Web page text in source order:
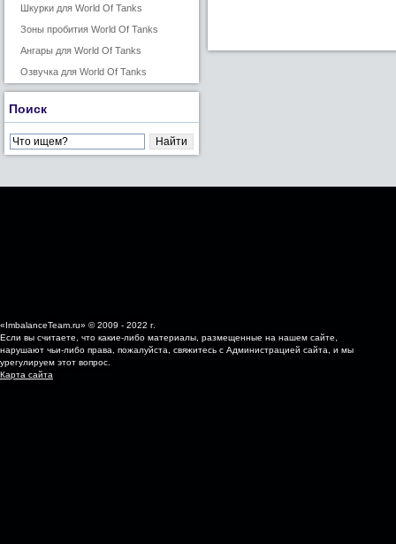
Шкурки для World Of Tanks
Зоны пробития World Of Tanks
Ангары для World Of Tanks
Озвучка для World Of Tanks
Поиск
«ImbalanceTeam.ru» © 2009 - 2022 г.
Если вы считаете, что какие-либо материалы, размещенные на нашем сайте,
нарушают чьи-либо права, пожалуйста, свяжитесь с Администрацией сайта, и мы
урегулируем этот вопрос.
Карта сайта